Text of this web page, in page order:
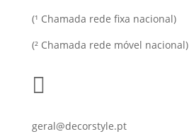
(¹ Chamada rede fixa nacional)
(² Chamada rede móvel nacional)

geral@decorstyle.pt